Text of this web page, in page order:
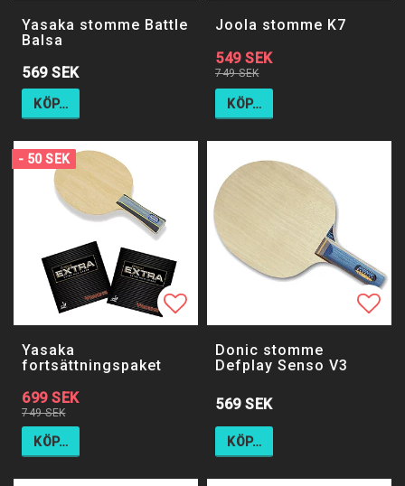
Lägg till i favoritlistan
Lägg till i favoritlistan
Yasaka stomme Battle
Balsa
569 SEK
KÖP…
Joola stomme K7
749 SEK
549 SEK
KÖP…
- 50 SEK
Lägg till i favoritlistan
Yasaka
fortsättningspaket
749 SEK
699 SEK
KÖP…
Donic stomme
Defplay Senso V3
569 SEK
KÖP…